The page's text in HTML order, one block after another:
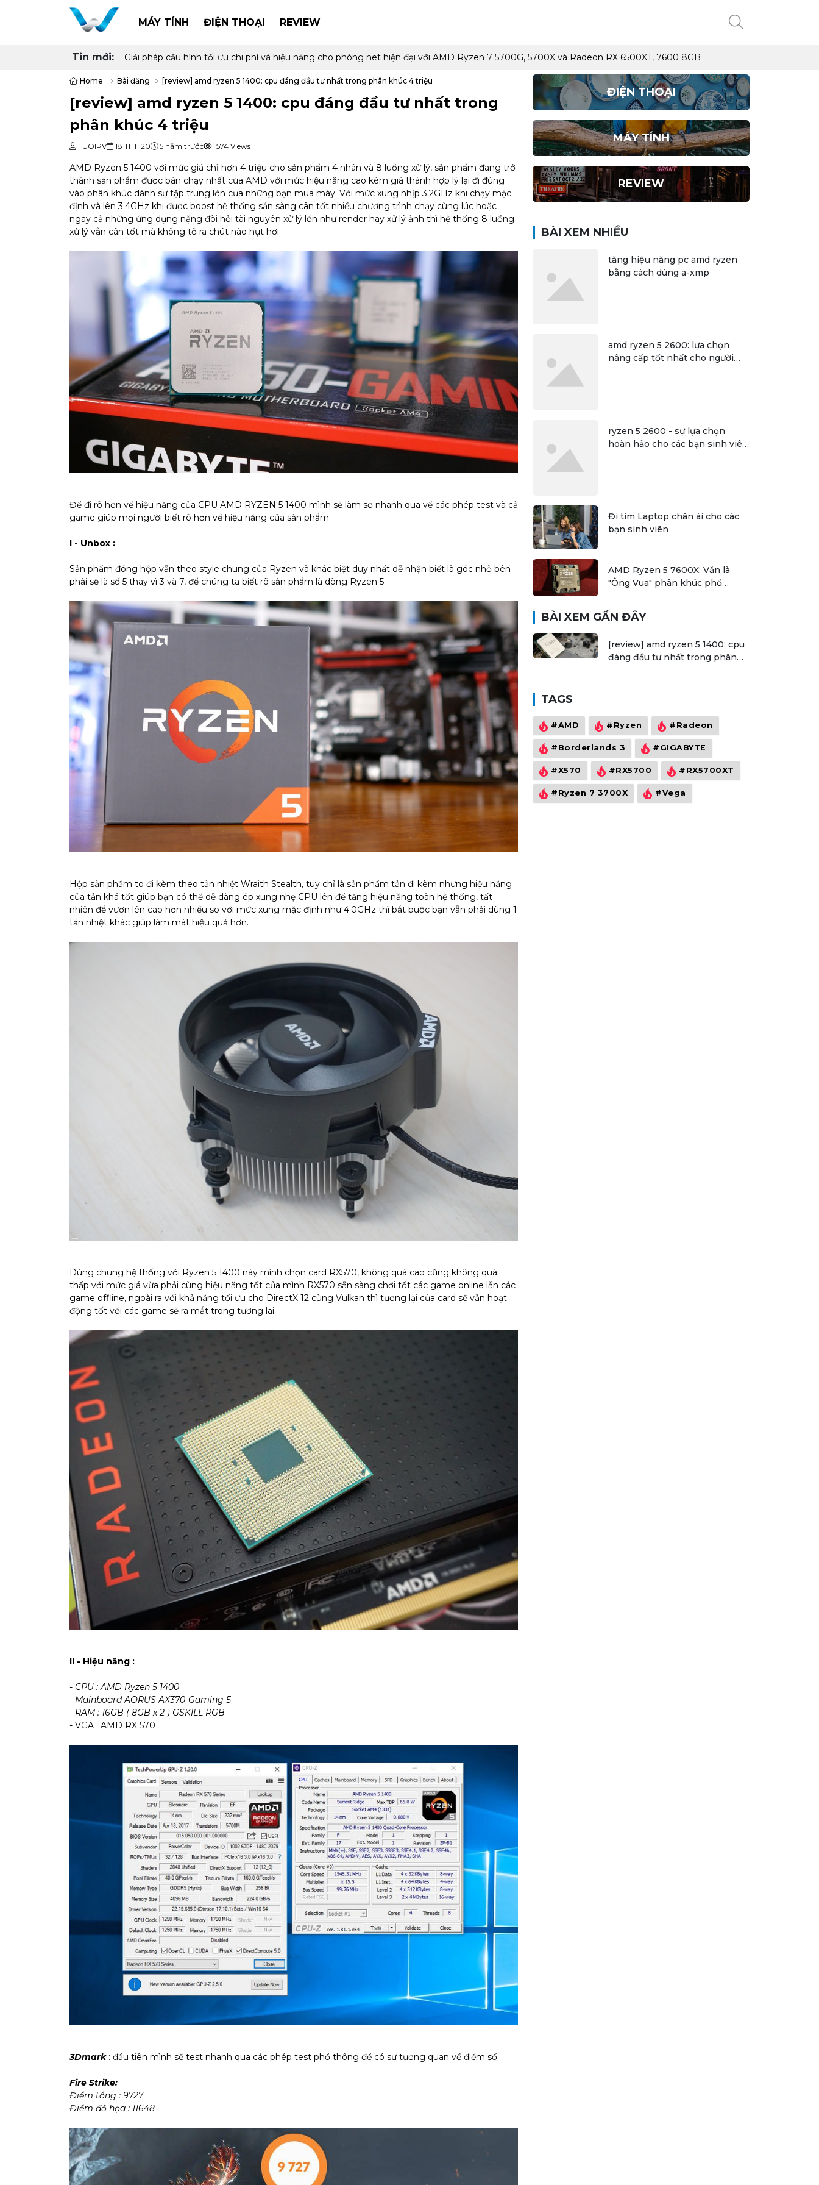
MÁY TÍNH ĐIỆN THOẠI REVIEW
Tin mới: Giải pháp cấu hình tối ưu chi phí và hiệu năng cho phòng net hiện đại với AMD Ryzen 7 5700G, 5700X và Radeon RX 6500XT, 7600 8GB
Home Bài đăng [review] amd ryzen 5 1400: cpu đáng đầu tư nhất trong phân khúc 4 triệu
[review] amd ryzen 5 1400: cpu đáng đầu tư nhất trong
phân khúc 4 triệu
TUOIPV 18 TH11 20 5 năm trước 574 Views
AMD Ryzen 5 1400 với mức giá chỉ hơn 4 triệu cho sản phẩm 4 nhân và 8 luồng xử lý, sản phẩm đang trở
thành sản phẩm được bán chạy nhất của AMD với mức hiệu năng cao kèm giá thành hợp lý lại đi đúng
vào phân khúc dành sự tập trung lớn của những bạn mua máy. Với mức xung nhịp 3.2GHz khi chạy mặc
định và lên 3.4GHz khi được boost hệ thống sẵn sàng cân tốt nhiều chương trình chạy cùng lúc hoặc
ngay cả những ứng dụng nặng đòi hỏi tài nguyên xử lý lớn như render hay xử lý ảnh thì hệ thống 8 luồng
xử lý vẫn cân tốt mà không tỏ ra chút nào hụt hơi.
Để đi rõ hơn về hiệu năng của CPU AMD RYZEN 5 1400 mình sẽ làm sơ nhanh qua về các phép test và cả
game giúp mọi người biết rõ hơn về hiệu năng của sản phẩm.
I - Unbox :
Sản phẩm đóng hộp vẫn theo style chung của Ryzen và khác biệt duy nhất dễ nhận biết là góc nhỏ bên
phải sẽ là số 5 thay vì 3 và 7, để chúng ta biết rõ sản phẩm là dòng Ryzen 5.
Hộp sản phẩm to đi kèm theo tản nhiệt Wraith Stealth, tuy chỉ là sản phẩm tản đi kèm nhưng hiệu năng
của tản khá tốt giúp bạn có thể dễ dàng ép xung nhẹ CPU lên để tăng hiệu năng toàn hệ thống, tất
nhiên để vươn lên cao hơn nhiều so với mức xung mặc định như 4.0GHz thì bắt buộc bạn vẫn phải dùng 1
tản nhiệt khác giúp làm mát hiệu quả hơn.
Dùng chung hệ thống với Ryzen 5 1400 này mình chọn card RX570, không quá cao cũng không quá
thấp với mức giá vừa phải cùng hiệu năng tốt của mình RX570 sẵn sàng chơi tốt các game online lẫn các
game offline, ngoài ra với khả năng tối ưu cho DirectX 12 cùng Vulkan thì tương lại của card sẽ vẫn hoạt
động tốt với các game sẽ ra mắt trong tương lai.
II - Hiệu năng :
- CPU : AMD Ryzen 5 1400
- Mainboard AORUS AX370-Gaming 5
- RAM : 16GB ( 8GB x 2 ) GSKILL RGB
- VGA : AMD RX 570
3Dmark: đầu tiên mình sẽ test nhanh qua các phép test phổ thông để có sự tương quan về điểm số.
Fire Strike:
Điểm tổng : 9727
Điểm đồ họa : 11648
ĐIỆN THOẠI
MÁY TÍNH
REVIEW
BÀI XEM NHIỀU
tăng hiệu năng pc amd ryzen
bằng cách dùng a-xmp
amd ryzen 5 2600: lựa chọn
nâng cấp tốt nhất cho người
ryzen 5 2600 - sự lựa chọn
hoàn hảo cho các bạn sinh viên
Đi tìm Laptop chân ái cho các
bạn sinh viên
AMD Ryzen 5 7600X: Vẫn là
"Ông Vua" phân khúc phổ
BÀI XEM GẦN ĐÂY
[review] amd ryzen 5 1400: cpu
đáng đầu tư nhất trong phân
TAGS
#AMD #Ryzen #Radeon
#Borderlands 3 #GIGABYTE
#X570 #RX5700 #RX5700XT
#Ryzen 7 3700X #Vega